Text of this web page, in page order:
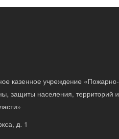
казенное учреждение «Пожарно-
защиты населения, территорий и
д. 1